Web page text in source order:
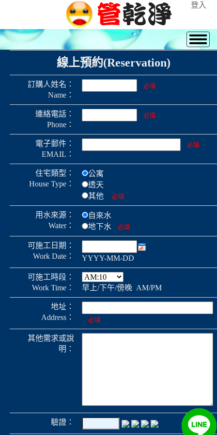
登入
線上預約(Reservation)
訂購人姓名：
Name：
必填
連絡電話：
Phone：
必填
電子郵件：
EMAIL：
必填
住宅類型：
House Type：
公寓
透天
其他
必填
用水來源：
Water：
自來水
地下水
必填
可施工日期：
Work Date：
YYYY-MM-DD
可施工時段：
Work Time：
早上/下午/傍晚 AM/PM
地址：
Address：
必填
其他需求或說
明：
驗證：